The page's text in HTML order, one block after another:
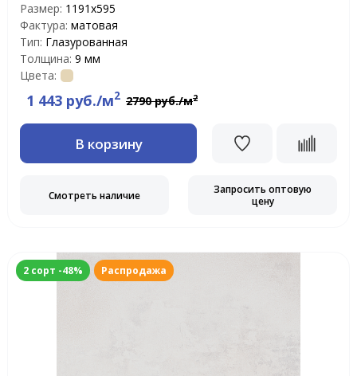
Размер: 1191x595
Фактура: матовая
Тип: Глазурованная
Толщина: 9 мм
Цвета:
1 443 руб./м2 2790 руб./м2
В корзину
Смотреть наличие
Запросить оптовую
цену
2 сорт -48% Распродажа